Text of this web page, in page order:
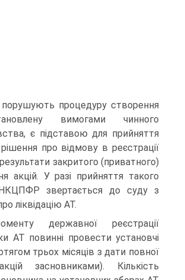
процедуру створення
вимогами чинного
є підставою для при­йняття
про відмову в реєстрації
закритого (приватного)
акцій. У разі прийняття такого
звертається до суду з
ліквідацію АТ.
державної реєстрації
АТ пови­нні провести установчі
трьох місяців з дати повної
засновниками). Кількість